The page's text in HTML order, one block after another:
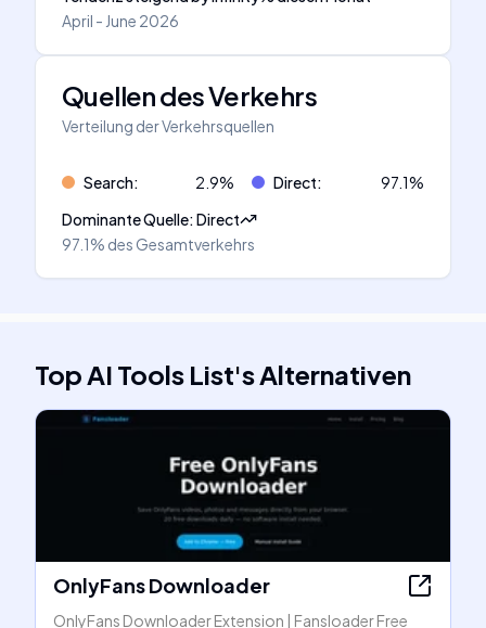
April - June 2026
Quellen des Verkehrs
Verteilung der Verkehrsquellen
Search: 2.9% Direct: 97.1%
Dominante Quelle:Direct
97.1% des Gesamtverkehrs
Top AI Tools List'sAlternativen
OnlyFans Downloader
OnlyFans Downloader Extension | Fansloader Free